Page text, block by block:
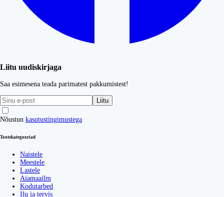
Liitu uudiskirjaga
Saa esimesena teada parimatest pakkumistest!
Liitu
Nõustun kasutustingimustega
Tootekategooriad
Naistele
Meestele
Lastele
Aiamaailm
Kodutarbed
Ilu ja tervis